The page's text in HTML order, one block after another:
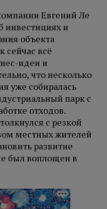
Евгений Ле
инвестициях и
объекта
сейчас всё
идеи и
что несколько
уже собиралась
парк с
отходов.
с резкой
местных жителей
развитие
был воплощен в